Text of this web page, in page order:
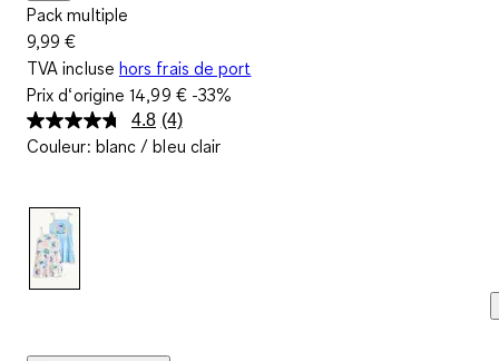
Pack multiple
9,99 €
TVA incluse hors frais de port
Prix d‘origine14,99 €-33%
4.8 Lire
4
(4)
Couleur: blanc / bleu clair